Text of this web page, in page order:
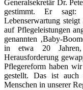
Generalsekretär Dr.
gestimmt. Er
Lebenserwartung
auf Pflegeleistungen
genannten ‚Baby-
in etwa 20 Jahren,
Herausforderung
Pflegereform haben
gestellt. Das ist auch
Menschen in unserer